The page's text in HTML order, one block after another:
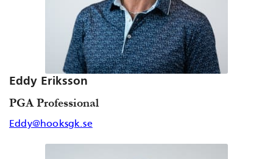
Eddy Eriksson
PGA Professional
Eddy@hooksgk.se